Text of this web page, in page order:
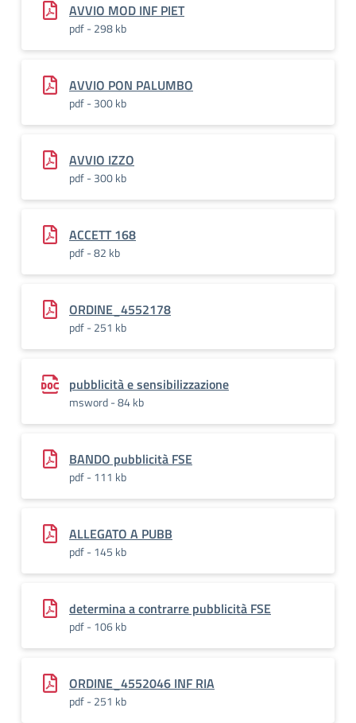
AVVIO MOD INF PIET
pdf - 298 kb
AVVIO PON PALUMBO
pdf - 300 kb
AVVIO IZZO
pdf - 300 kb
ACCETT 168
pdf - 82 kb
ORDINE_4552178
pdf - 251 kb
pubblicità e sensibilizzazione
msword - 84 kb
BANDO pubblicità FSE
pdf - 111 kb
ALLEGATO A PUBB
pdf - 145 kb
determina a contrarre pubblicità FSE
pdf - 106 kb
ORDINE_4552046 INF RIA
pdf - 251 kb